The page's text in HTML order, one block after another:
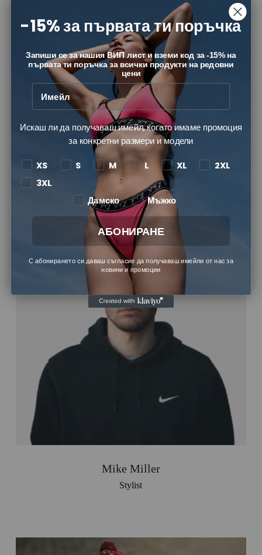
Bianca Oliver
Consultant
Mike Miller
Stylist
-15% за първата ти поръчка
Запиши се за нашия ВИП лист и вземи код за -15% на
първата ти поръчка за всички продукти на редовни
цени
Искаш ли да получаваш имейл, когато имаме промоция
за конкретни размери и модели
XS S M L XL
2XL
3XL
Дамско
Мъжко
АБОНИРАНЕ
С абонирането си даваш съгласие да получаваш имейли от нас за
новини и промоции